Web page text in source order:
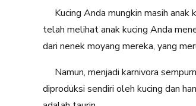
Kucing Anda mungkin masih anak
telah melihat anak kucing Anda
dari nenek moyang mereka, yang
Namun, menjadi karnivora
diproduksi sendiri oleh kucing dan